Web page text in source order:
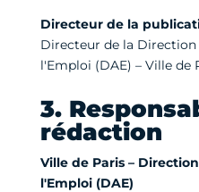
Directeur de la
Directeur de la
l'Emploi (DAE) – Ville de
3.
rédaction
Ville de Paris –
l'Emploi (DAE)